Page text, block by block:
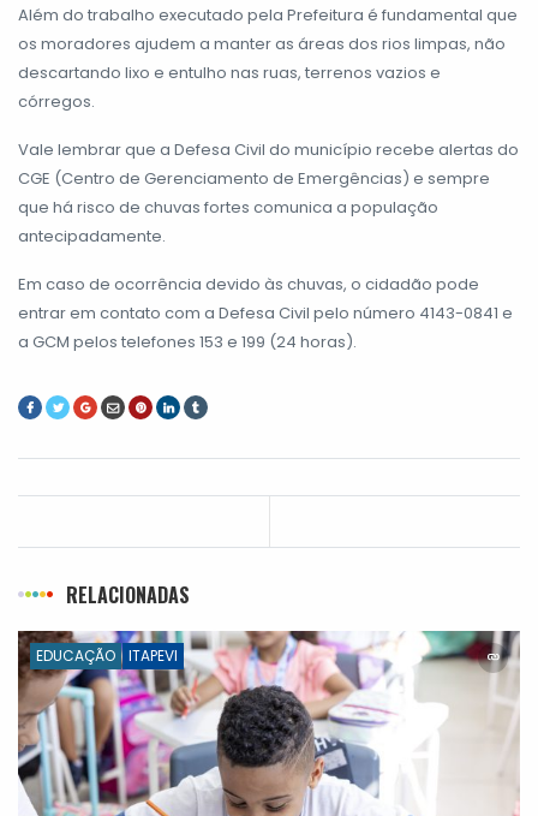
Além do trabalho executado pela Prefeitura é fundamental que
os moradores ajudem a manter as áreas dos rios limpas, não
descartando lixo e entulho nas ruas, terrenos vazios e
córregos.
Vale lembrar que a Defesa Civil do município recebe alertas do
CGE (Centro de Gerenciamento de Emergências) e sempre
que há risco de chuvas fortes comunica a população
antecipadamente.
Em caso de ocorrência devido às chuvas, o cidadão pode
entrar em contato com a Defesa Civil pelo número 4143-0841 e
a GCM pelos telefones 153 e 199 (24 horas).
RELACIONADAS
EDUCAÇÃO ITAPEVI